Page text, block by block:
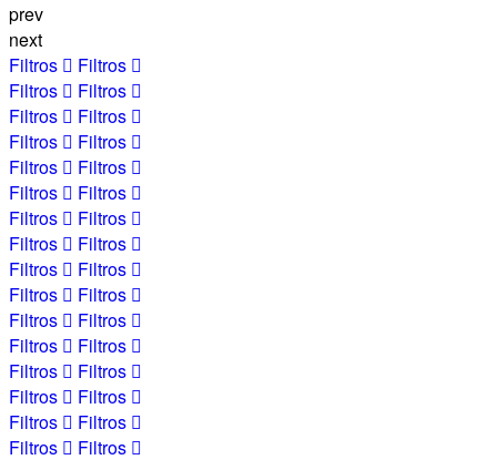
prev
next
Filtros
Filtros
Filtros
Filtros
Filtros
Filtros
Filtros
Filtros
Filtros
Filtros
Filtros
Filtros
Filtros
Filtros
Filtros
Filtros
Filtros
Filtros
Filtros
Filtros
Filtros
Filtros
Filtros
Filtros
Filtros
Filtros
Filtros
Filtros
Filtros
Filtros
Filtros
Filtros